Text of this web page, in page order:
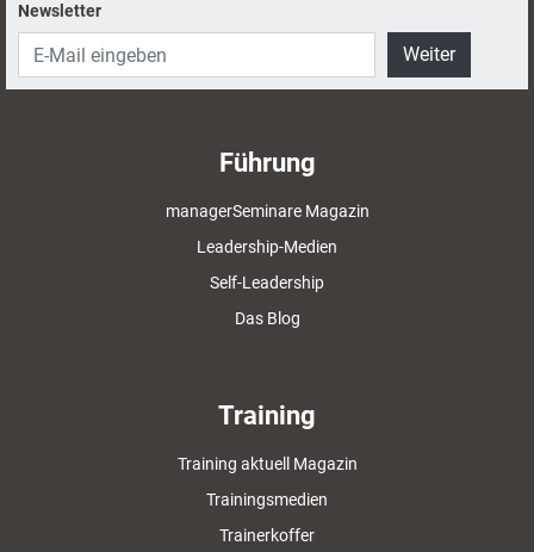
Newsletter
Weiter
Führung
managerSeminare Magazin
Leadership-Medien
Self-Leadership
Das Blog
Training
Training aktuell Magazin
Trainingsmedien
Trainerkoffer